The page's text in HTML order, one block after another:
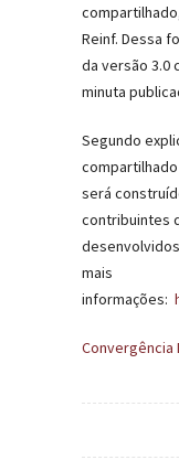
Reinf. Dessa
da versão 3.0
minuta
Segundo
será
contribuintes
mais
informações:
Convergência